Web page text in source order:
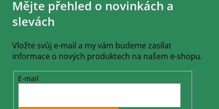
Mějte přehled o novinkách a
slevách
Vložte svůj e-mail a my vám budeme zasílat
informace o nových produktech na našem e-shopu.
E-mail